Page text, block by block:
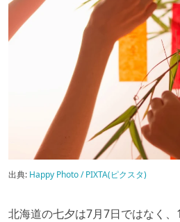
出典: Happy Photo / PIXTA(ピクスタ)
北海道の七夕は7月7日ではなく